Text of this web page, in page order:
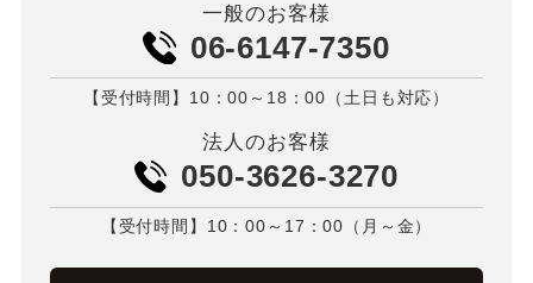
一般のお客様
06-6147-7350
【受付時間】10：00～18：00（土日も対応）
法人のお客様
050-3626-3270
【受付時間】10：00～17：00（月～金）